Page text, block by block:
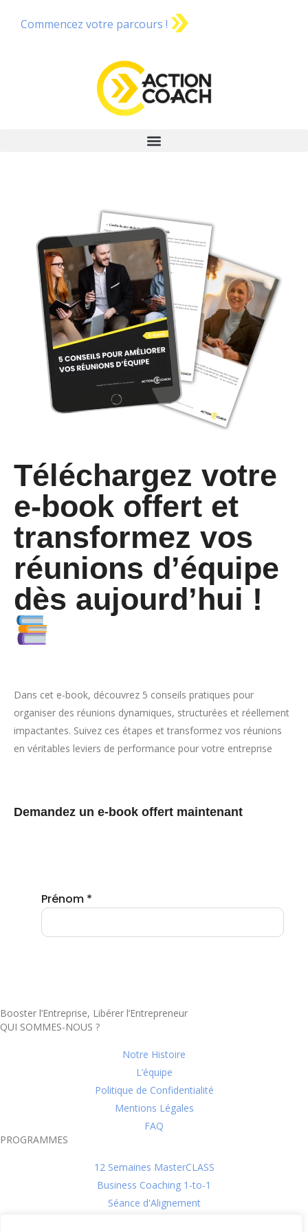
Commencez votre parcours !
Téléchargez votre
e-book offert et
transformez vos
réunions d’équipe
dès aujourd’hui !
Dans cet e-book, découvrez 5 conseils pratiques pour
organiser des réunions dynamiques, structurées et réellement
impactantes. Suivez ces étapes et transformez vos réunions
en véritables leviers de performance pour votre entreprise
Demandez un e-book offert maintenant
Booster l’Entreprise, Libérer l’Entrepreneur
QUI SOMMES-NOUS ?
Notre Histoire
L’équipe
Politique de Confidentialité
Mentions Légales
FAQ
PROGRAMMES
12 Semaines MasterCLASS
Business Coaching 1-to-1
Séance d'Alignement